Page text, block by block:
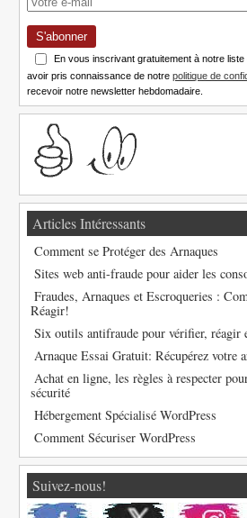
S'abonner
En vous inscrivant gratuitement à notre
avoir pris connaissance de notrepolitique de
recevoir notre newsletter hebdomadaire.
Articles Intéressants
Comment se Protéger des Arnaques
Sites web anti-fraude pour aider les
Fraudes, Arnaques et Escroqueries :
Réagir!
Six outils antifraude pour vérifier, réagir
Arnaque Essai Gratuit: Récupérez votre
Achat en ligne, les règles à respecter
sécurité
Hébergement Spécialisé WordPress
Comment Sécuriser WordPress
Suivez-nous!